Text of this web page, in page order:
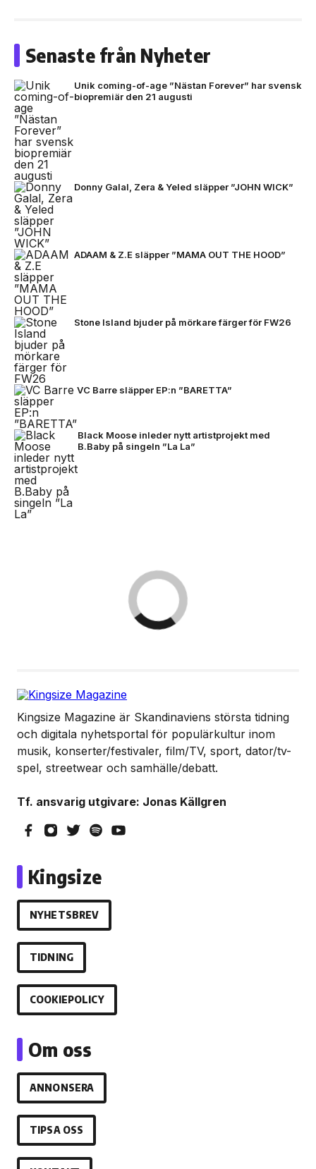
Senaste från Nyheter
Unik coming-of-age ”Nästan Forever” har svensk
biopremiär den 21 augusti
Donny Galal, Zera & Yeled släpper ”JOHN WICK”
ADAAM & Z.E släpper ”MAMA OUT THE HOOD”
Stone Island bjuder på mörkare färger för FW26
VC Barre släpper EP:n ”BARETTA”
Black Moose inleder nytt artistprojekt med
B.Baby på singeln ”La La”
Kingsize Magazine är Skandinaviens största tidning
och digitala nyhetsportal för populärkultur inom
musik, konserter/festivaler, film/TV, sport, dator/tv-
spel, streetwear och samhälle/debatt.
Tf. ansvarig utgivare: Jonas Källgren
Kingsize
NYHETSBREV
TIDNING
COOKIEPOLICY
Om oss
ANNONSERA
TIPSA OSS